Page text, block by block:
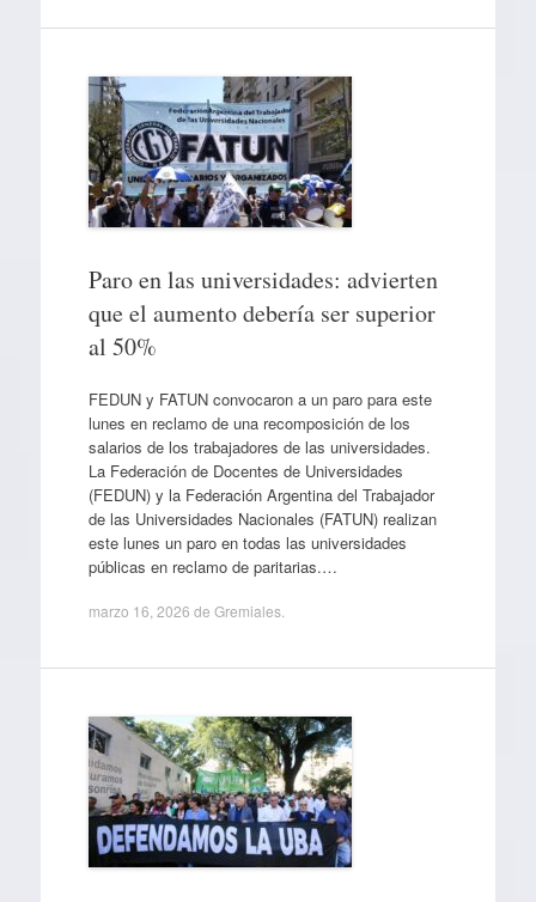
Paro en las universidades: advierten
que el aumento debería ser superior
al 50%
FEDUN y FATUN convocaron a un paro para este
lunes en reclamo de una recomposición de los
salarios de los trabajadores de las universidades.
La Federación de Docentes de Universidades
(FEDUN) y la Federación Argentina del Trabajador
de las Universidades Nacionales (FATUN) realizan
este lunes un paro en todas las universidades
públicas en reclamo de paritarias.…
marzo 16, 2026 de Gremiales.